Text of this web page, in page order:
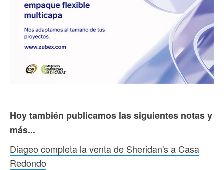
Hoy también publicamos las siguientes notas y
más...
Diageo completa la venta de Sheridan's a Casa
Redondo